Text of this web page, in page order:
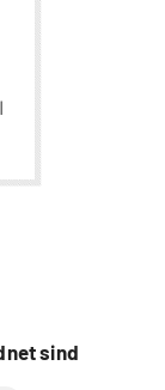
sind